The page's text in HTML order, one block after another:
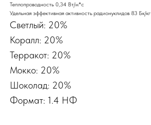
Теплопроводность 0,34 Вт/м*с
Удельная эффективная активность радионуклидов 83 Бк/кг
Светлый: 20%
Коралл: 20%
Терракот: 20%
Мокко: 20%
Шоколад: 20%
Формат: 1.4 НФ